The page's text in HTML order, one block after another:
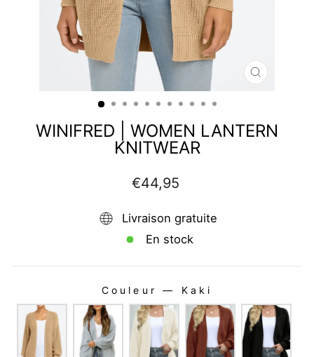
FERMER
WINIFRED | WOMEN LANTERN
KNITWEAR
Prix
régulier
€44,95
Livraison gratuite
En stock
Couleur — Kaki
COULEUR